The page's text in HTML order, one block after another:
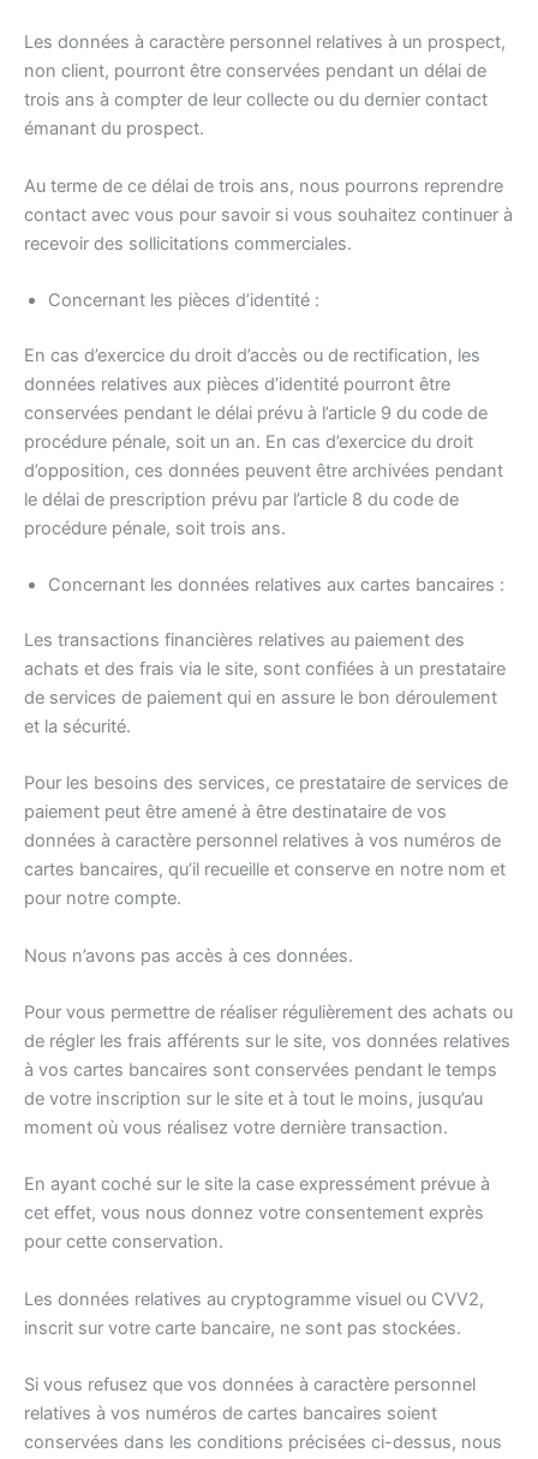
Les données à caractère personnel relatives à un prospect,
non client, pourront être conservées pendant un délai de
trois ans à compter de leur collecte ou du dernier contact
émanant du prospect.
Au terme de ce délai de trois ans, nous pourrons reprendre
contact avec vous pour savoir si vous souhaitez continuer à
recevoir des sollicitations commerciales.
Concernant les pièces d’identité :
En cas d’exercice du droit d’accès ou de rectification, les
données relatives aux pièces d’identité pourront être
conservées pendant le délai prévu à l’article 9 du code de
procédure pénale, soit un an. En cas d’exercice du droit
d’opposition, ces données peuvent être archivées pendant
le délai de prescription prévu par l’article 8 du code de
procédure pénale, soit trois ans.
Concernant les données relatives aux cartes bancaires :
Les transactions financières relatives au paiement des
achats et des frais via le site, sont confiées à un prestataire
de services de paiement qui en assure le bon déroulement
et la sécurité.
Pour les besoins des services, ce prestataire de services de
paiement peut être amené à être destinataire de vos
données à caractère personnel relatives à vos numéros de
cartes bancaires, qu’il recueille et conserve en notre nom et
pour notre compte.
Nous n’avons pas accès à ces données.
Pour vous permettre de réaliser régulièrement des achats ou
de régler les frais afférents sur le site, vos données relatives
à vos cartes bancaires sont conservées pendant le temps
de votre inscription sur le site et à tout le moins, jusqu’au
moment où vous réalisez votre dernière transaction.
En ayant coché sur le site la case expressément prévue à
cet effet, vous nous donnez votre consentement exprès
pour cette conservation.
Les données relatives au cryptogramme visuel ou CVV2,
inscrit sur votre carte bancaire, ne sont pas stockées.
Si vous refusez que vos données à caractère personnel
relatives à vos numéros de cartes bancaires soient
conservées dans les conditions précisées ci-dessus, nous